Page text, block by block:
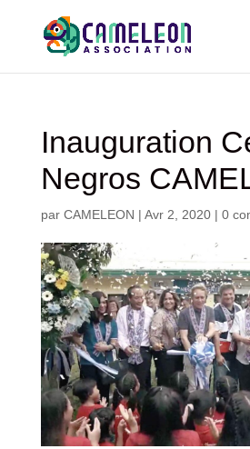
Inauguration
Negros
par CAMELEON | Avr 2, 2020| 0